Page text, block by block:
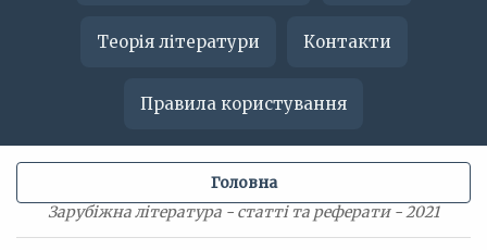
Теорія літератури Контакти
Правила користування
Зарубіжна література - статті та реферати - 2021
Головна